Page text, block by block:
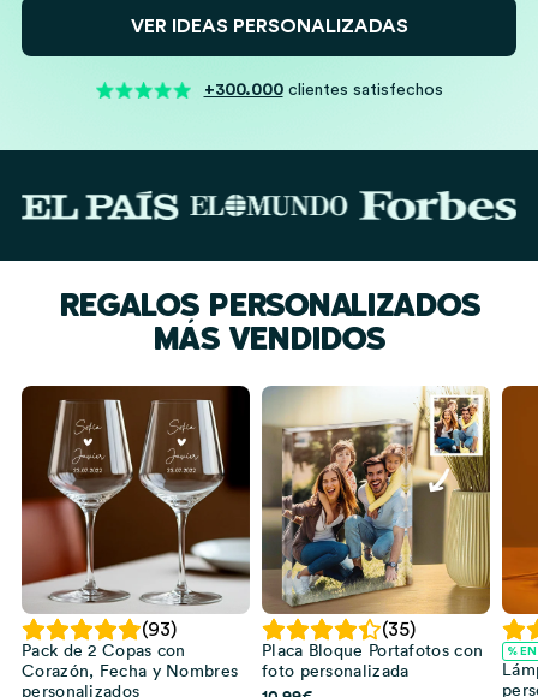
VER IDEAS PERSONALIZADAS
+300.000clientes satisfechos
REGALOS PERSONALIZADOS
MÁS VENDIDOS
(93)
Pack de 2 Copas con
Corazón, Fecha y Nombres
personalizados
(35)
Placa Bloque Portafotos con
foto personalizada
%